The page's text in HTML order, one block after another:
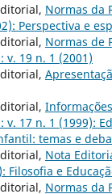
Normas da
Perspectiva e
Normas de
v. 19 n. 1 (2001)
v. 17 n. 1 (1999):
temas e
Nota
Filosofia e
Normas da